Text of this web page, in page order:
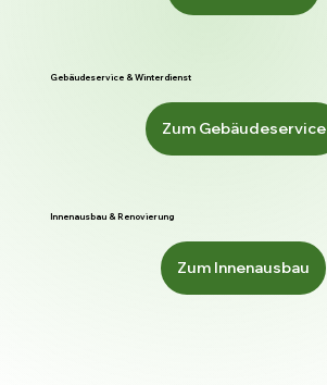
Gebäudeservice & Winterdienst
Zum Gebäudeservice
Innenausbau & Renovierung
Zum Innenausbau